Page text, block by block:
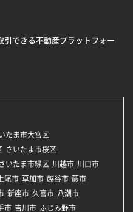
引できる不動産プラットフォー
たま市大宮区
さいたま市桜区
さいたま市緑区 川越市 川口市
上尾市 草加市 越谷市 蕨市
新座市 久喜市 八潮市
市 吉川市 ふじみ野市